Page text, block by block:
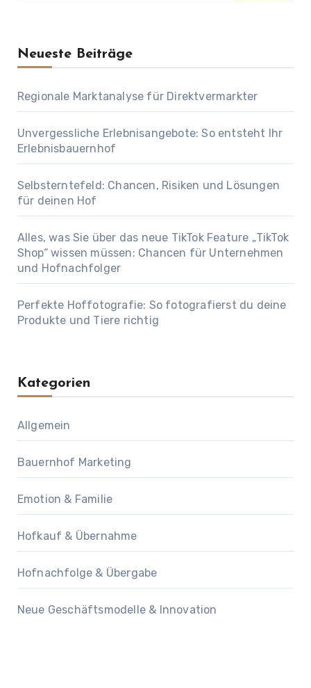
Neueste Beiträge
Regionale Marktanalyse für Direktvermarkter
Unvergessliche Erlebnisangebote: So entsteht Ihr
Erlebnisbauernhof
Selbsterntefeld: Chancen, Risiken und Lösungen
für deinen Hof
Alles, was Sie über das neue TikTok Feature „TikTok
Shop“ wissen müssen: Chancen für Unternehmen
und Hofnachfolger
Perfekte Hoffotografie: So fotografierst du deine
Produkte und Tiere richtig
Kategorien
Allgemein
Bauernhof Marketing
Emotion & Familie
Hofkauf & Übernahme
Hofnachfolge & Übergabe
Neue Geschäftsmodelle & Innovation